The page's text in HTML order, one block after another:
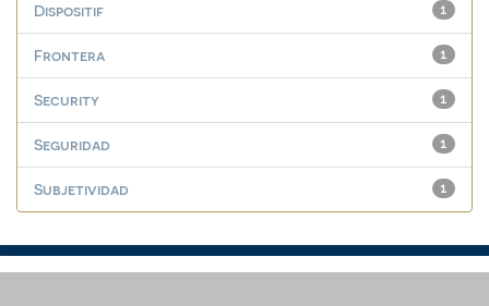
1
Dispositif
1
Frontera
1
Security
1
Seguridad
1
Subjetividad